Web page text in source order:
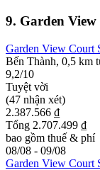
9. Garden
Garden View Court
Bến Thành, 0,5 km
9,2/10
Tuyệt vời
(47 nhận xét)
2.387.566 ₫
Tổng 2.707.499 ₫
bao gồm thuế & phí
08/08 - 09/08
Garden View Court